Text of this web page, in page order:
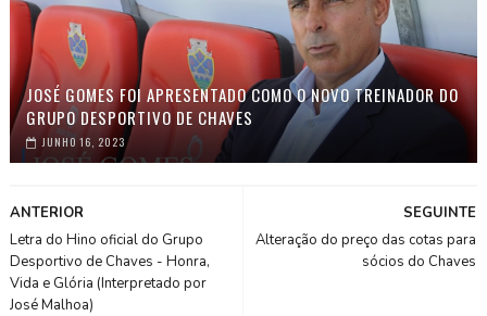
JOSÉ GOMES FOI APRESENTADO COMO O NOVO TREINADOR DO
GRUPO DESPORTIVO DE CHAVES
JUNHO 16, 2023
SEGUINTE
Alteração do preço das cotas para
sócios do Chaves
ANTERIOR
Letra do Hino oficial do Grupo
Desportivo de Chaves - Honra,
Vida e Glória (Interpretado por
José Malhoa)